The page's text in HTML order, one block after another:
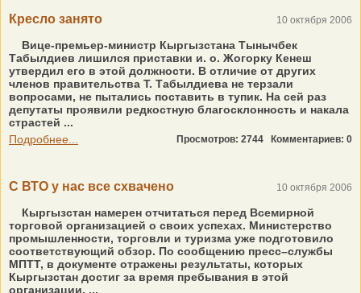
Кресло занято 10 октября 2006
Вице-премьер-министр Кыргызстана Тынычбек
Табылдиев лишился приставки и. о. Жогорку Кенеш
утвердил его в этой должности. В отличие от других
членов правительства Т. Табылдиева не терзали
вопросами, не пытались поставить в тупик. На сей раз
депутаты проявили редкостную благосклонность и накала
страстей ...
Подробнее...
Просмотров: 2744 Комментариев: 0
С ВТО у нас все схвачено 10 октября 2006
Кыргызстан намерен отчитаться перед Всемирной
торговой организацией о своих успехах. Министерство
промышленности, торговли и туризма уже подготовило
соответствующий обзор. По сообщению пресс–службы
МПТТ, в документе отражены результаты, которых
Кыргызстан достиг за время пребывания в этой
организации. ...